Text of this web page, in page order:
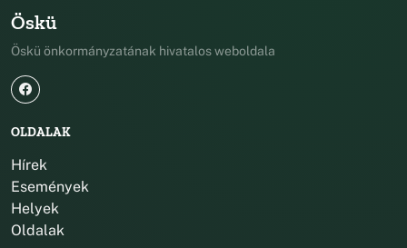
Öskü
Öskü önkormányzatának hivatalos weboldala
OLDALAK
Hírek
Események
Helyek
Oldalak